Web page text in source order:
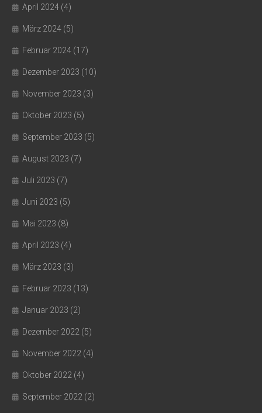
April 2024 (4)
März 2024 (5)
Februar 2024 (17)
Dezember 2023 (10)
November 2023 (3)
Oktober 2023 (5)
September 2023 (5)
August 2023 (7)
Juli 2023 (7)
Juni 2023 (5)
Mai 2023 (8)
April 2023 (4)
März 2023 (3)
Februar 2023 (13)
Januar 2023 (2)
Dezember 2022 (5)
November 2022 (4)
Oktober 2022 (4)
September 2022 (2)